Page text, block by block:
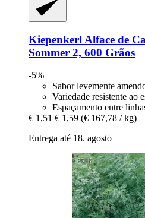
Kiepenkerl Alface de
Sommer 2, 600 Grãos
-5%
Sabor levemente
Variedade resistente ao
Espaçamento entre
€ 1,51 € 1,59 (€ 167,78 / kg)
Entrega até 18. agosto